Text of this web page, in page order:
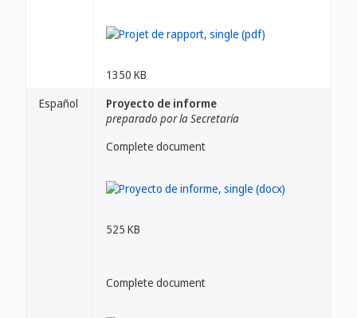
1350 KB
Español
Proyecto de informe
preparado por la Secretaría
Complete document
525 KB
Complete document